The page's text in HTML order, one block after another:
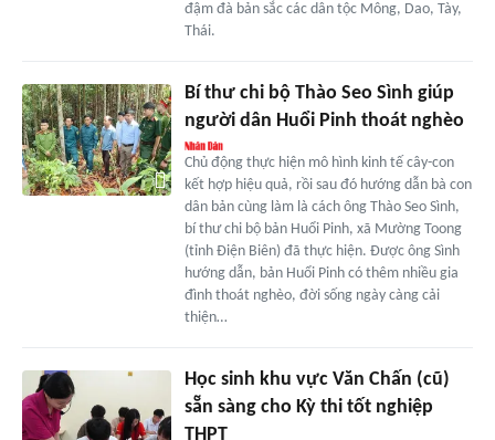
đậm đà bản sắc các dân tộc Mông, Dao, Tày,
Thái.
Bí thư chi bộ Thào Seo Sình giúp
người dân Huổi Pinh thoát nghèo
Chủ động thực hiện mô hình kinh tế cây-con
kết hợp hiệu quả, rồi sau đó hướng dẫn bà con
dân bản cùng làm là cách ông Thào Seo Sình,
bí thư chi bộ bản Huổi Pinh, xã Mường Toong
(tỉnh Điện Biên) đã thực hiện. Được ông Sình
hướng dẫn, bản Huổi Pinh có thêm nhiều gia
đình thoát nghèo, đời sống ngày càng cải
thiện…
Học sinh khu vực Văn Chấn (cũ)
sẵn sàng cho Kỳ thi tốt nghiệp
THPT